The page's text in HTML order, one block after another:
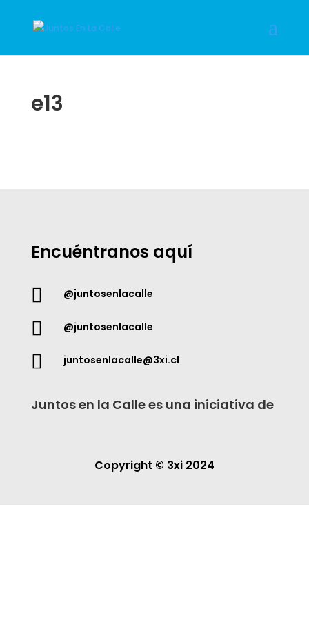
e13
Encuéntranos aquí
 @juntosenlacalle
 @juntosenlacalle
 juntosenlacalle@3xi.cl
Juntos en la Calle es una iniciativa de
Copyright © 3xi 2024